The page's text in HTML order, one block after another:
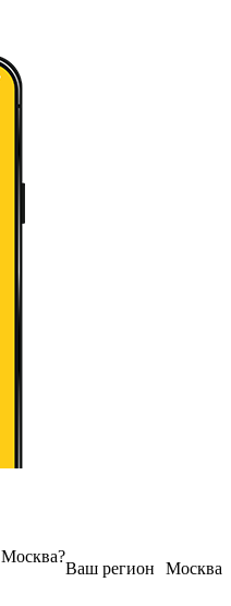
Москва
Ваш регион
Москва?